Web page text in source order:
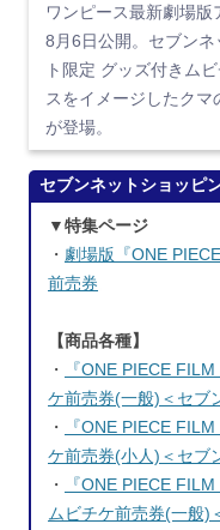
ワンピース最新劇場
8月6日公開。セブン
ト限定 グッズ付きム
スをイメージしたク
が登場。
セブンネットショッピ
▼特集ページ
・ 劇場版『ONE
前売券
【商品各種】
・
『ONE PIECE
ケ前売券(一般)＜セブ
・
『ONE PIECE
ケ前売券(小人)＜セブ
・
『ONE PIECE
ムビチケ前売券(一般)